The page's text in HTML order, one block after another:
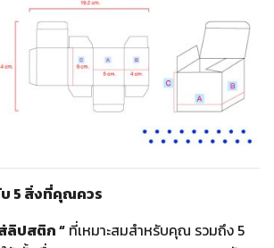
5 สิ่งที่คุณควร
ลิปสติก “ ที่เหมาะสมสำหรับคุณ รวมถึง 5